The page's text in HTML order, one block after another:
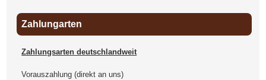
Zahlungarten
Zahlungsarten deutschlandweit
Vorauszahlung (direkt an uns)